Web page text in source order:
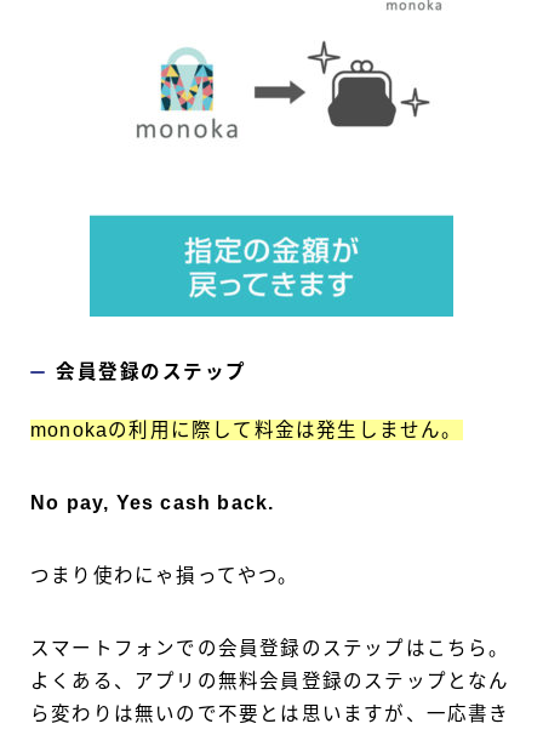
会員登録のステップ
monokaの利用に際して料金は発生しません。
No pay, Yes cash back.
つまり使わにゃ損ってやつ。
スマートフォンでの会員登録のステップはこちら。
よくある、アプリの無料会員登録のステップとなん
ら変わりは無いので不要とは思いますが、一応書き